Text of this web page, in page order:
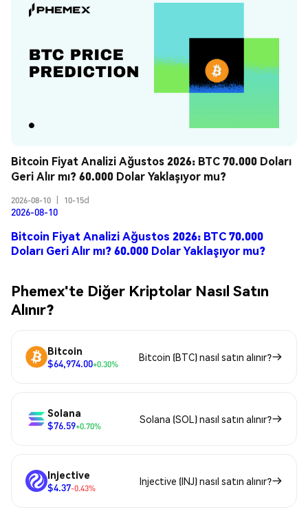
Bitcoin Fiyat Analizi Ağustos 2026: BTC 70.000 Doları
Geri Alır mı? 60.000 Dolar Yaklaşıyor mu?
2026-08-10 10-15d
2026-08-10
Bitcoin Fiyat Analizi Ağustos 2026: BTC 70.000
Doları Geri Alır mı? 60.000 Dolar Yaklaşıyor mu?
Phemex'te Diğer Kriptolar Nasıl Satın
Alınır?
Bitcoin
$64,974.00+0.30%
Bitcoin (BTC) nasıl satın alınır?
Solana
$76.59+0.70%
Solana (SOL) nasıl satın alınır?
Injective
$4.37-0.43%
Injective (INJ) nasıl satın alınır?